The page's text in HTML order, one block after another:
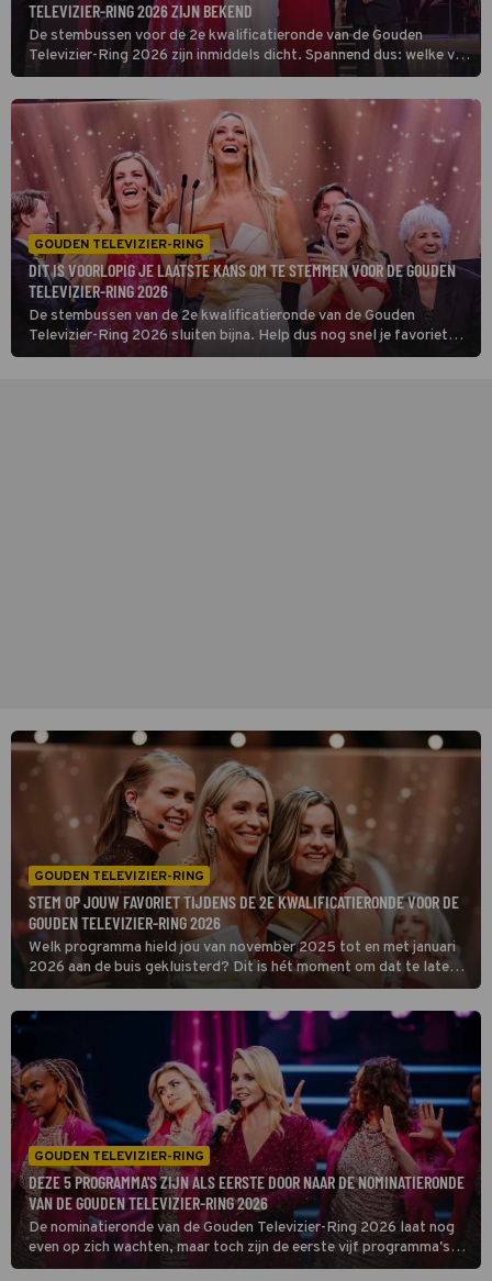
TELEVIZIER-RING 2026 ZIJN BEKEND
De stembussen voor de 2e kwalificatieronde van de Gouden
Televizier-Ring 2026 zijn inmiddels dicht. Spannend dus: welke vijf
titels wisten genoeg stemmen te verzamelen en gaan door naar de
volgende ronde?
GOUDEN TELEVIZIER-RING
DIT IS VOORLOPIG JE LAATSTE KANS OM TE STEMMEN VOOR DE GOUDEN
TELEVIZIER-RING 2026
De stembussen van de 2e kwalificatieronde van de Gouden
Televizier-Ring 2026 sluiten bijna. Help dus nog snel je favoriet
door je stem uit te brengen via tvgids.nl/ring.
GOUDEN TELEVIZIER-RING
STEM OP JOUW FAVORIET TIJDENS DE 2E KWALIFICATIERONDE VOOR DE
GOUDEN TELEVIZIER-RING 2026
Welk programma hield jou van november 2025 tot en met januari
2026 aan de buis gekluisterd? Dit is hét moment om dat te laten
weten.
GOUDEN TELEVIZIER-RING
DEZE 5 PROGRAMMA'S ZIJN ALS EERSTE DOOR NAAR DE NOMINATIERONDE
VAN DE GOUDEN TELEVIZIER-RING 2026
De nominatieronde van de Gouden Televizier-Ring 2026 laat nog
even op zich wachten, maar toch zijn de eerste vijf programma's
die daarin mogen gaan strijden bekend.